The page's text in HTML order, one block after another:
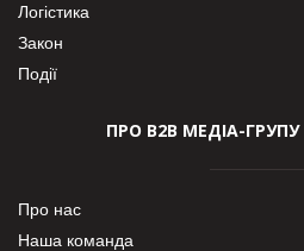
Логістика
Закон
Події
ПРО В2В МЕДІА-ГРУПУ
Про нас
Наша команда